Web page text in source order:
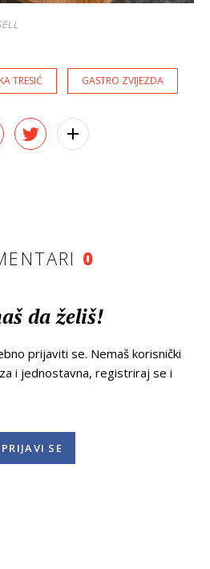
TRESIĆ GASTRO ZVIJEZDA
0
da želiš!
prijaviti se. Nemaš korisnički
i jednostavna, registriraj se i
PRIJAVI SE